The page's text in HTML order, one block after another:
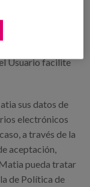
Personal, pone
web
la Política
Usuario facilite
sus datos de
electrónicos
a través de la
aceptación,
pueda tratar
de Política de